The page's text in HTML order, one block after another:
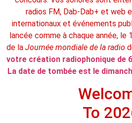
radios FM, Dab-Dab+ et web
internationaux et événements
lancée comme à chaque année, le
de la Journée mondiale de la radio
votre création radiophonique de
La date de tombée est le
To